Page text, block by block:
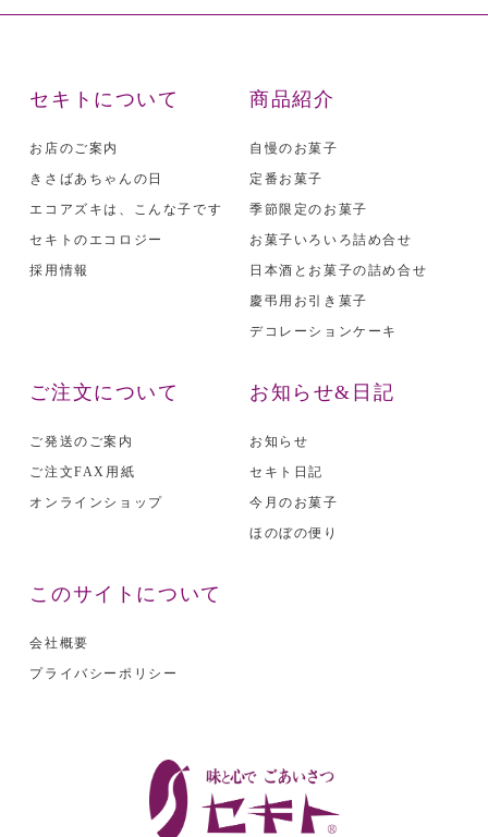
セキトについて
お店のご案内
きさばあちゃんの日
エコアズキは、こんな子です
セキトのエコロジー
採用情報
商品紹介
自慢のお菓子
定番お菓子
季節限定のお菓子
お菓子いろいろ詰め合せ
日本酒とお菓子の詰め合せ
慶弔用お引き菓子
デコレーションケーキ
ご注文について
ご発送のご案内
ご注文FAX用紙
オンラインショップ
お知らせ&日記
お知らせ
セキト日記
今月のお菓子
ほのぼの便り
このサイトについて
会社概要
プライバシーポリシー